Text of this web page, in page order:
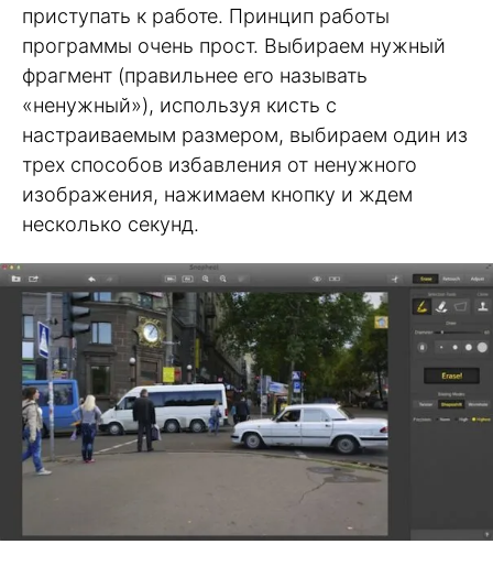
приступать к работе. Принцип работы
программы очень прост. Выбираем нужный
фрагмент (правильнее его называть
«ненужный»), используя кисть с
настраиваемым размером, выбираем один из
трех способов избавления от ненужного
изображения, нажимаем кнопку и ждем
несколько секунд.